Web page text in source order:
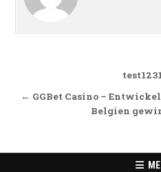
Navigasi pos
← GGBet Casino –
Belgien